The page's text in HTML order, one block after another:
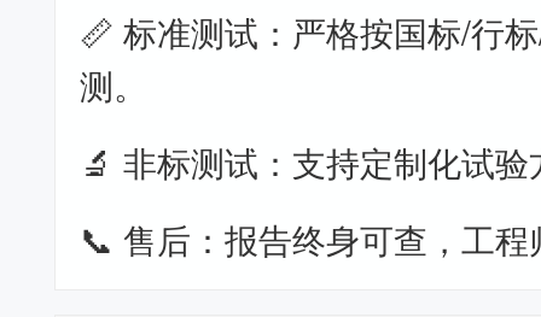
📏 标准测试：严格按国标/行
测。
🔬 非标测试：支持定制化试
📞 售后：报告终身可查，工